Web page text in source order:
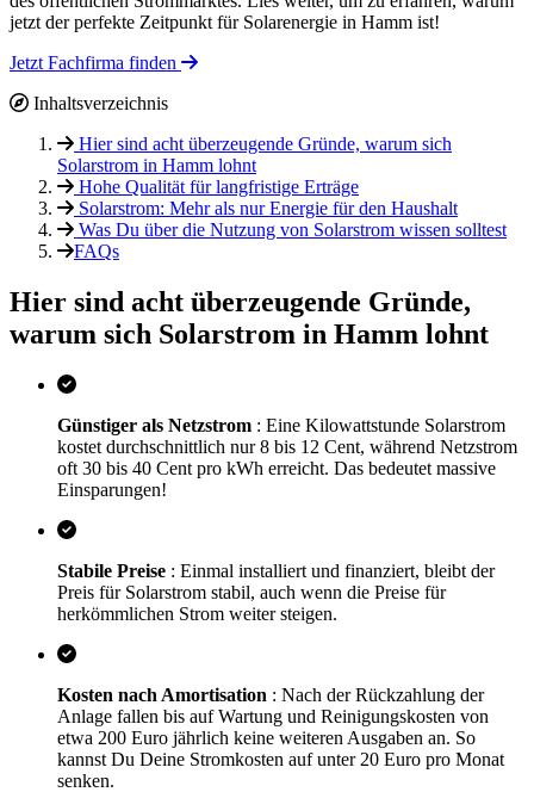
jetzt der perfekte Zeitpunkt für Solarenergie in Hamm ist!
Jetzt Fachfirma finden
Inhaltsverzeichnis
Hier sind acht überzeugende Gründe, warum sich
Solarstrom in Hamm lohnt
Hohe Qualität für langfristige Erträge
Solarstrom: Mehr als nur Energie für den Haushalt
Was Du über die Nutzung von Solarstrom wissen solltest
FAQs
Hier sind acht überzeugende Gründe,
warum sich Solarstrom in Hamm lohnt
Günstiger als Netzstrom : Eine Kilowattstunde Solarstrom
kostet durchschnittlich nur 8 bis 12 Cent, während Netzstrom
oft 30 bis 40 Cent pro kWh erreicht. Das bedeutet massive
Einsparungen!
Stabile Preise : Einmal installiert und finanziert, bleibt der
Preis für Solarstrom stabil, auch wenn die Preise für
herkömmlichen Strom weiter steigen.
Kosten nach Amortisation : Nach der Rückzahlung der
Anlage fallen bis auf Wartung und Reinigungskosten von
etwa 200 Euro jährlich keine weiteren Ausgaben an. So
kannst Du Deine Stromkosten auf unter 20 Euro pro Monat
senken.